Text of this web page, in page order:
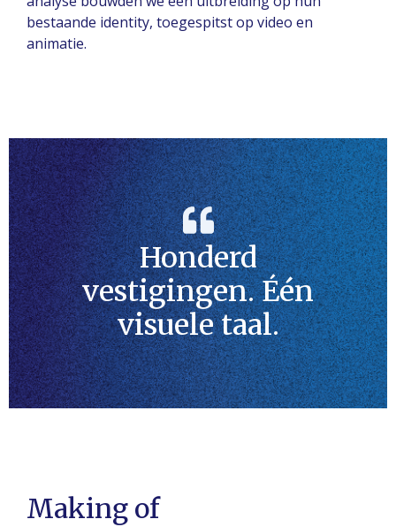
bestaande identity, toegespitst op video en
animatie.
Honderd
vestigingen. Één
visuele taal.
Making of